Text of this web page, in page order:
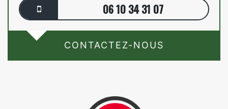
06 10 34 31 07
CONTACTEZ-NOUS